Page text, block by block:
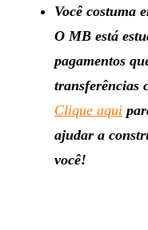
Você costuma
O MB está
pagamentos
transferências
Clique aqui
ajudar a
você!